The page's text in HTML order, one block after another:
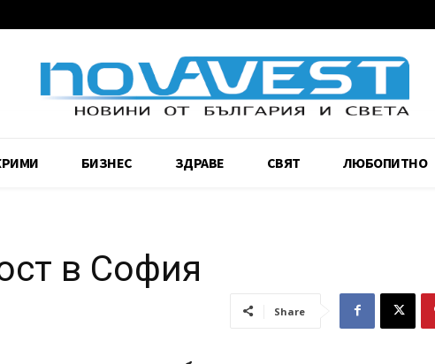
БИЗНЕС ЗДРАВЕ СВЯТ ЛЮБОПИТНО
в София
Share